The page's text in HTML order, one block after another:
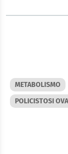
METABOLISMO
POLICISTOSI